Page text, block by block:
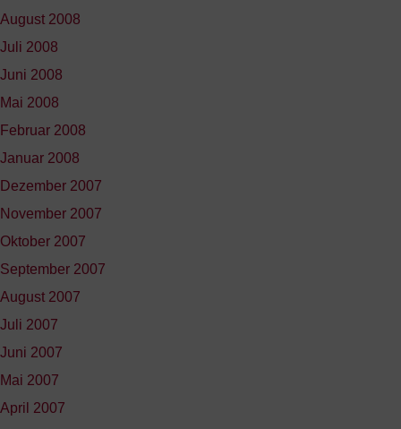
August 2008
Juli 2008
Juni 2008
Mai 2008
Februar 2008
Januar 2008
Dezember 2007
November 2007
Oktober 2007
September 2007
August 2007
Juli 2007
Juni 2007
Mai 2007
April 2007